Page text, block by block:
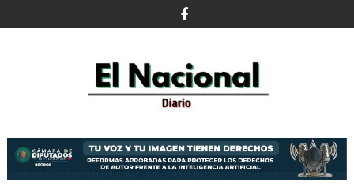
al